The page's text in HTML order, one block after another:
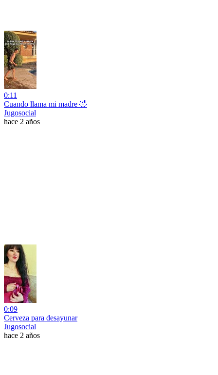
0:11
Cuando llama mi madre 🤣
Jugosocial
hace 2 años
0:09
Cerveza para desayunar
Jugosocial
hace 2 años